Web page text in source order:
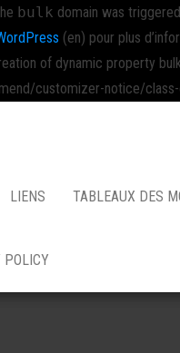
bulk domain was
(en) pour plus
of dynamic property
customizer-notice/class-
LIENS TABLEAUX DES
POLICY